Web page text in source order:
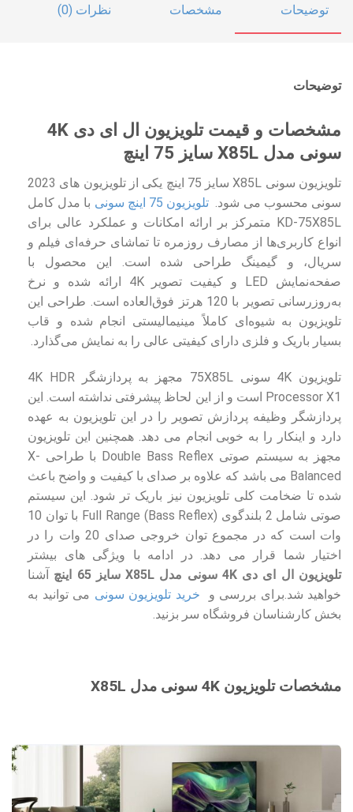
توضیحات مشخصات نظرات (0)
توضیحات
مشخصات و قیمت تلویزیون ال ای دی 4K
سونی مدل X85L سایز 75 اینچ
تلویزیون سونی X85L سایز 75 اینچ یکی از تلویزیون های 2023
سونی محسوب می شود. تلویزیون 75 اینچ سونی
با مدل کامل
KD-75X85L متمرکز بر ارائه امکانات و عملکرد عالی برای
انواع کاربری‌ها از مصارف روزمره تا تماشای حرفه‌ای فیلم و
سریال، و گیمینگ طراحی شده است. این محصول با
صفحه‌نمایش LED و کیفیت تصویر 4K ارائه شده و نرخ
به‌روزرسانی تصویر با 120 هرتز فوق‌العاده است. طراحی این
تلویزیون به شیوه‌ای کاملاً مینیمالیستی انجام شده و قاب
بسیار باریک و فلزی دارای کیفیتی عالی را به نمایش می‌گذارد.
تلویزیون 4K سونی 75X85L مجهز به پردازشگر 4K HDR
Processor X1 است و از این لحاظ پیشرفتی نداشته است. این
پردازشگر وظیفه پردازش تصویر را در این تلویزیون به عهده
دارد و اینکار را به خوبی انجام می دهد. همچنین این تلویزیون
مجهز به سیستم صوتی Double Bass Reflex با طراحی X-
Balanced می باشد که علاوه بر صدای با کیفیت و واضح باعث
شده تا ضخامت کلی تلویزیون نیز باریک تر شود. این سیستم
صوتی شامل 2 بلندگوی Full Range (Bass Reflex) با توان 10
وات است که در مجموع توان خروجی صدای 20 وات را در
اختیار شما قرار می دهد. در ادامه با ویژگی های بیشتر
تلویزیون ال ای دی 4K سونی مدل X85L سایز 65 اینچ
آشنا
خواهید شد.برای بررسی و خرید تلویزیون سونی می توانید به
بخش کارشناسان فروشگاه سر بزنید.
مشخصات تلویزیون 4K سونی مدل X85L